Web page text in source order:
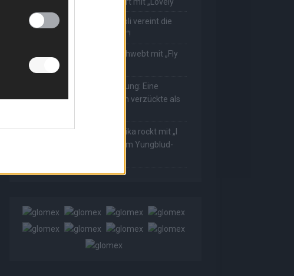
The Masked Singer: Rave-Ioli vereint die
Welt mit „We Are The World“!
The Masked Singer: King schwebt mit „Fly
Me To The Moon“!
The Masked Singer: Enthüllung: Eine
österreichische Moderatorin verzückte als
The Masked Singer: Muuhnika rockt mit „I
Was Made For Loving You“ im Yungblud-